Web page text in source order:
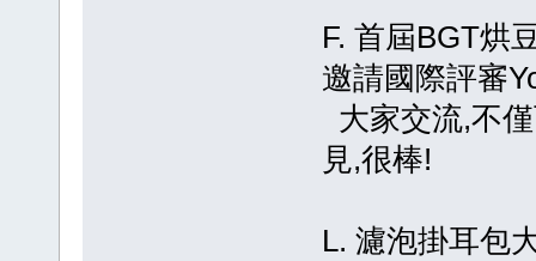
F. 首屆BGT烘
邀請國際評審
大家交流,不
見,很棒!
L. 濾泡掛耳包